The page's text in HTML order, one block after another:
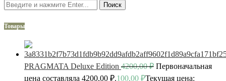
Поиск
Товары
PRAGMATA Deluxe Edition 4200,00₽ Первоначальная
цена составляла 4200,00 ₽.100,00 ₽Текущая цена: